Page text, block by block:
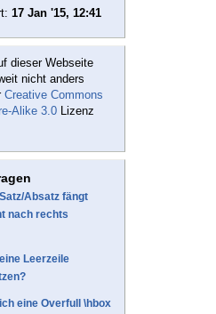
17 Jan '15, 12:41
dieser Webseite
nicht anders
Creative Commons
Alike 3.0 Lizenz
Absatz fängt
nach rechts
Leerzeile
eine Overfull \hbox